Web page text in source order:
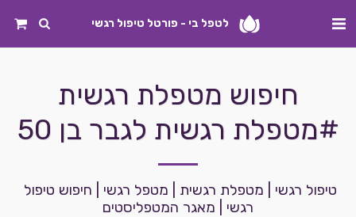
לטפל בי - פורטל טיפול רגשי
חיפוש מטפלת רגשית
#מטפלת רגשית לגבר בן 50
רגשי | מאגר המטפליסטים